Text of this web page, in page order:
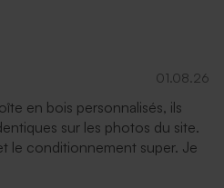
01.08.26
en bois personnalisés, ils
sur les photos du site.
le conditionnement super. Je